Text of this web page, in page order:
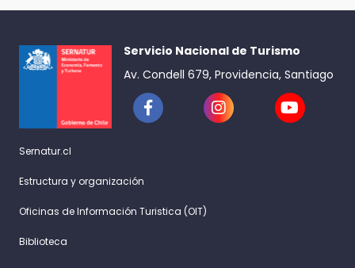
Servicio Nacional de Turismo
Av. Condell 679, Providencia, Santiago
Sernatur.cl
Estructura y organización
Oficinas de Información Turistica (OIT)
Biblioteca